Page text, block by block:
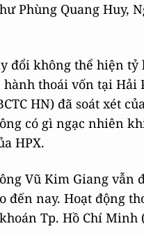
Phùng Quang Huy,
đổi không thể hiện
hành thoái vốn tại
HN) đã soát xét
có gì ngạc nhiên
HPX.
Vũ Kim Giang
đến nay. Hoạt động
Tp. Hồ Chí Minh